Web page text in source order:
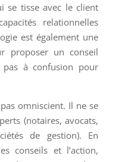
se tisse avec le client
relationnelles
est également une
proposer un conseil
à confusion pour
omniscient. Il ne se
(notaires, avocats,
de gestion). En
conseils et l’action,